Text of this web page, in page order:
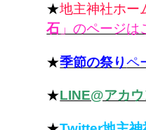
★地主神社ホー
石 」のページは
★季節の祭りペ
★LINE@アカ